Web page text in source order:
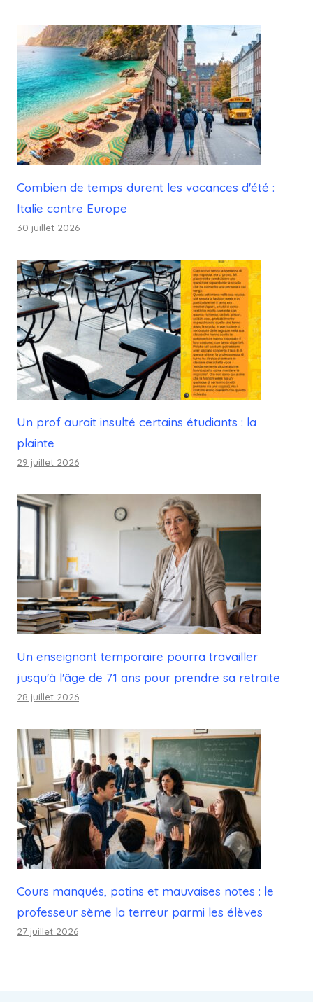
Combien de temps durent les vacances d'été :
Italie contre Europe
30 juillet 2026
Un prof aurait insulté certains étudiants : la
plainte
29 juillet 2026
Un enseignant temporaire pourra travailler
jusqu'à l'âge de 71 ans pour prendre sa retraite
28 juillet 2026
Cours manqués, potins et mauvaises notes : le
professeur sème la terreur parmi les élèves
27 juillet 2026